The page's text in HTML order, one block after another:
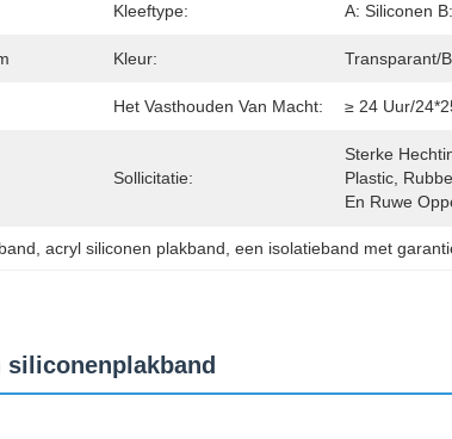
Kleeftype: A: Siliconen
Kleur: Transparant/
Het Vasthouden Van Macht: ≥ 24 Uur/
Sollicitatie:
Sterke
Plastic,
En Ruwe
, acryl siliconen plakband , een isolatieband met
siliconenplakband